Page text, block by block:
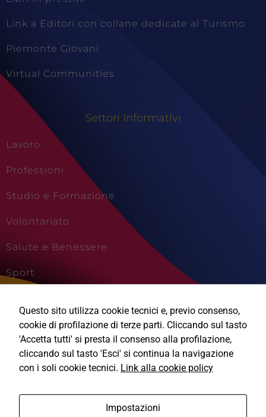
Link a Editori con collane dedicate al Turismo
Piemonte Giovani
Virtual Communities
Settori Informativi
Lavoro
Professioni
Studio e Formazione
Volontariato
Salute e Benessere
Sport
Viaggi e Vacanze
Ⓒ2026, Technical Design s.r.l.
Questo sito utilizza cookie tecnici e, previo consenso,
cookie di profilazione di terze parti. Cliccando sul tasto
'Accetta tutti' si presta il consenso alla profilazione,
cliccando sul tasto 'Esci' si continua la navigazione
con i soli cookie tecnici. Link alla cookie policy
Impostazioni
Tecnici
Questi cookie
sono necessari
per il
del sito e non
possono